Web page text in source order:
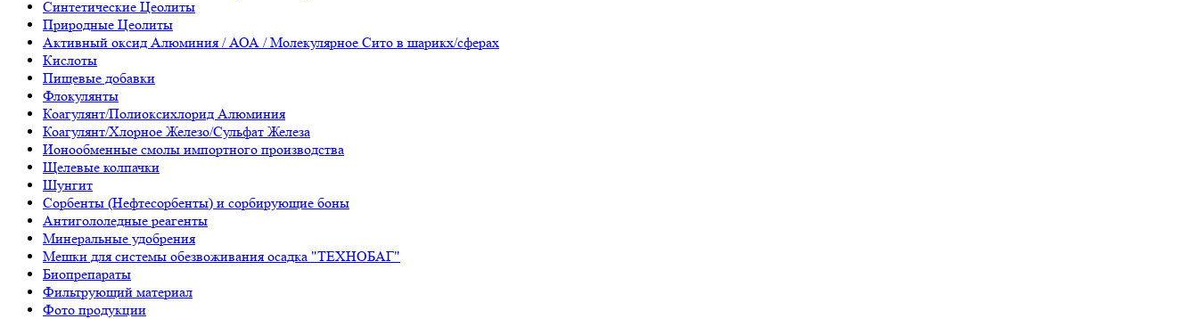
Синтетические Цеолиты
Природные Цеолиты
Активный оксид Алюминия / АОА / Молекулярное Сито в шарикх/сферах
Кислоты
Пищевые добавки
Флокулянты
Коагулянт/Полиоксихлорид Алюминия
Коагулянт/Хлорное Железо/Сульфат Железа
Ионообменные смолы импортного производства
Щелевые колпачки
Шунгит
Сорбенты (Нефтесорбенты) и сорбирующие боны
Антигололедные реагенты
Минеральные удобрения
Мешки для системы обезвоживания осадка "ТЕХНОБАГ"
Биопрепараты
Фильтрующий материал
Фото продукции